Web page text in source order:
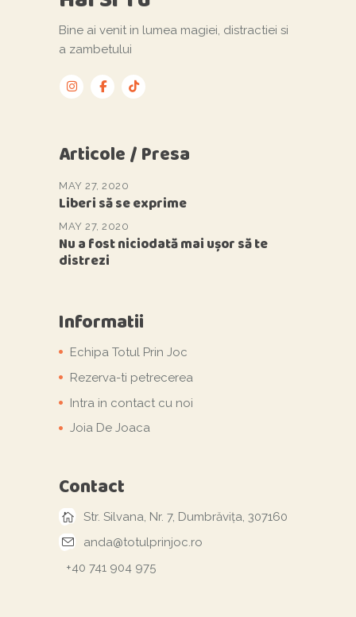
Bine ai venit in lumea magiei, distractiei si
a zambetului
Articole / Presa
MAY 27, 2020
Liberi să se exprime
MAY 27, 2020
Nu a fost niciodată mai ușor să te
distrezi
Informatii
Echipa Totul Prin Joc
Rezerva-ti petrecerea
Intra in contact cu noi
Joia De Joaca
Contact
Str. Silvana, Nr. 7, Dumbrăvița, 307160
anda@totulprinjoc.ro
+40 741 904 975